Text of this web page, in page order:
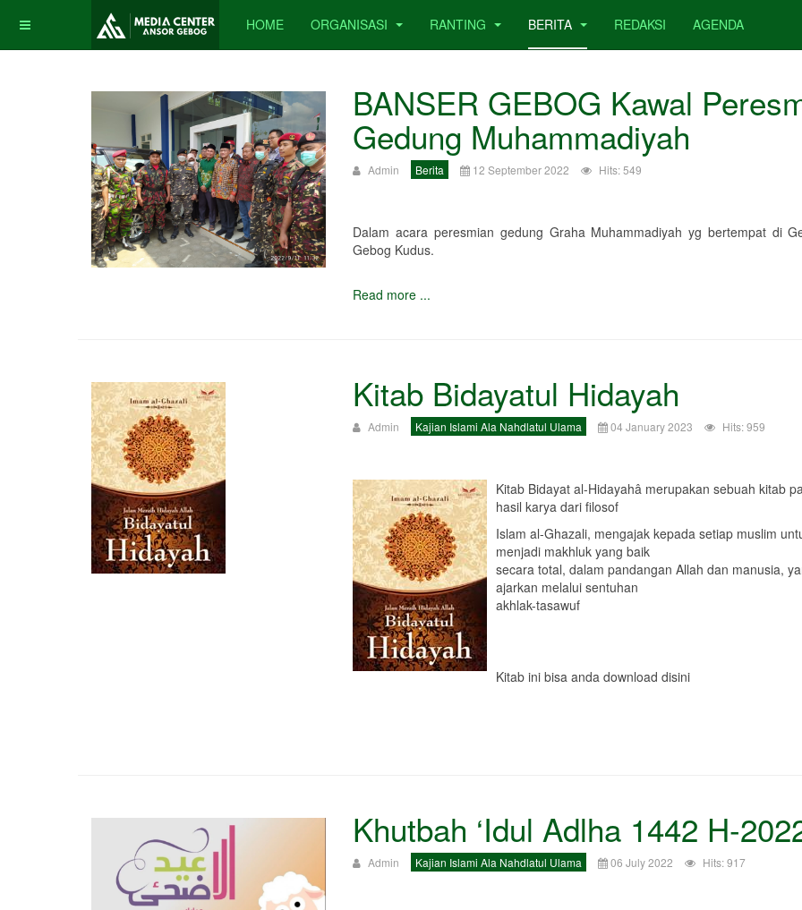
HOME ORGANISASI RANTING BERITA REDAKSI AGENDA
BANSER GEBOG Kawal
Gedung Muhammadiyah
Admin Berita 12 September 2022 Hits: 549
Dalam acara peresmian gedung Graha Muhammadiyah yg bertempat di
Gebog Kudus.
Read more ...
Kitab Bidayatul Hidayah
Admin Kajian Islami Ala Nahdlatul Ulama 04 January 2023 Hits: 959
Kitab Bidayat al-Hidayahâ merupakan sebuah kitab
hasil karya dari filosof
Islam al-Ghazali, mengajak kepada setiap muslim
menjadi makhluk yang baik
secara total, dalam pandangan Allah dan manusia,
ajarkan melalui sentuhan
akhlak-tasawuf
Kitab ini bisa anda download disini
Khutbah ‘Idul Adlha 1442 H-
Admin Kajian Islami Ala Nahdlatul Ulama 06 July 2022 Hits: 917